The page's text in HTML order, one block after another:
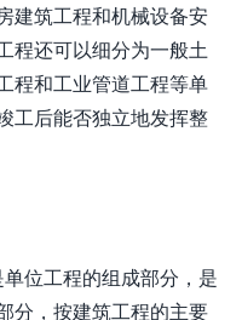
建筑工程和机械设备安
程还可以细分为一般土
程和工业管道工程等单
工后能否独立地发挥整
位工程的组成部分，是
分，按建筑工程的主要